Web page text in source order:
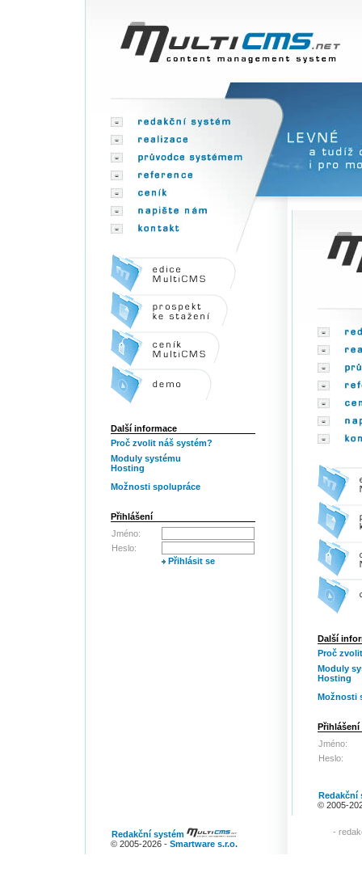
Další informace
Proč zvolit náš systém?
Moduly systému
Hosting
Možnosti spolupráce
Přihlášení
Jméno:
Heslo:
Přihlásit se
Další
Proč
Moduly
Hosting
Možnosti
Přihlášení
Jméno:
Heslo:
Redakční
© 2005-
Redakční systém
© 2005-2026 - Smartware s.r.o.
-